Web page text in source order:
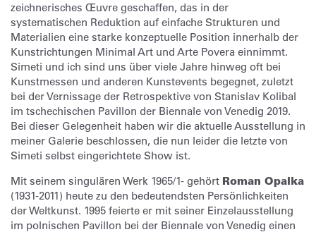
zeichnerisches Œuvre geschaffen, das in der
systematischen Reduktion auf einfache Strukturen und
Materialien eine starke konzeptuelle Position innerhalb der
Kunstrichtungen Minimal Art und Arte Povera einnimmt.
Simeti und ich sind uns über viele Jahre hinweg oft bei
Kunstmessen und anderen Kunstevents begegnet, zuletzt
bei der Vernissage der Retrospektive von Stanislav Kolibal
im tschechischen Pavillon der Biennale von Venedig 2019.
Bei dieser Gelegenheit haben wir die aktuelle Ausstellung in
meiner Galerie beschlossen, die nun leider die letzte von
Simeti selbst eingerichtete Show ist.
Mit seinem singulären Werk 1965/1- gehört Roman Opalka
(1931-2011) heute zu den bedeutendsten Persönlichkeiten
der Weltkunst. 1995 feierte er mit seiner Einzelausstellung
im polnischen Pavillon bei der Biennale von Venedig einen